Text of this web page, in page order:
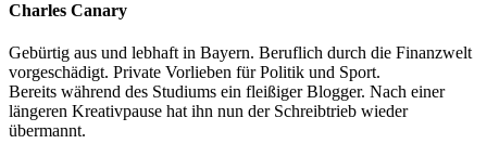
Charles Canary
Gebürtig aus und lebhaft in Bayern. Beruflich durch die Finanzwelt
vorgeschädigt. Private Vorlieben für Politik und Sport.
Bereits während des Studiums ein fleißiger Blogger. Nach einer
längeren Kreativpause hat ihn nun der Schreibtrieb wieder
übermannt.